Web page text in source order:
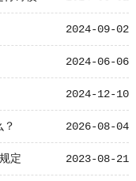
2024-09-02
2024-06-06
2024-12-10
2026-08-04
2023-08-21
定